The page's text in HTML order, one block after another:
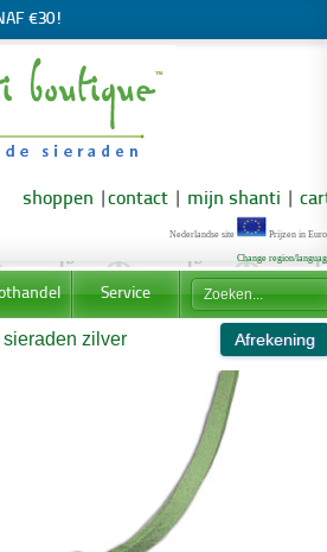
€30!
shoppen contact mijn shanti
Nederlandse site Prijzen in
Change region/
Service
zilver